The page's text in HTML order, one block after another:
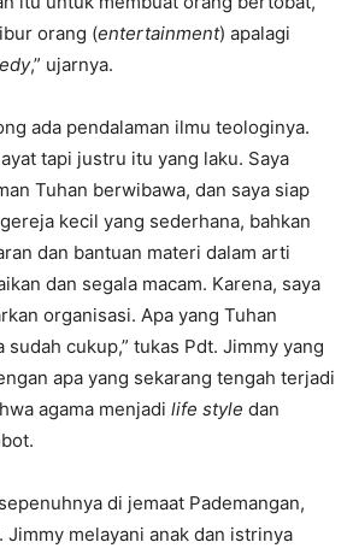
orang (entertainment) apalagi
,” ujarnya.
ada pendalaman ilmu teologinya.
tapi justru itu yang laku. Saya
Tuhan berwibawa, dan saya siap
kecil yang sederhana, bahkan
dan bantuan materi dalam arti
dan segala macam. Karena, saya
organisasi. Apa yang Tuhan
sudah cukup,” tukas Pdt. Jimmy yang
apa yang sekarang tengah terjadi
agama menjadi life style dan
di jemaat Pademangan,
Jimmy melayani anak dan istrinya